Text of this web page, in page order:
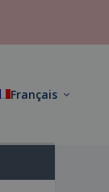
Français